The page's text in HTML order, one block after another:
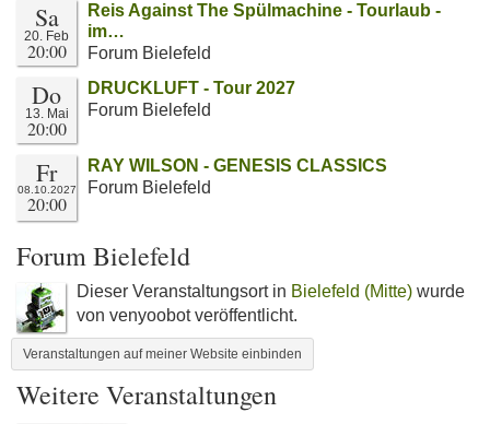
Sa
20. Feb
20:00
Reis Against The Spülmachine - Tourlaub -
im…
Forum Bielefeld
Do
13. Mai
20:00
DRUCKLUFT - Tour 2027
Forum Bielefeld
Fr
08.10.2027
20:00
RAY WILSON - GENESIS CLASSICS
Forum Bielefeld
Forum Bielefeld
Dieser Veranstaltungsort in Bielefeld (Mitte) wurde
von venyoobot veröffentlicht.
Veranstaltungen auf meiner Website einbinden
Weitere Veranstaltungen